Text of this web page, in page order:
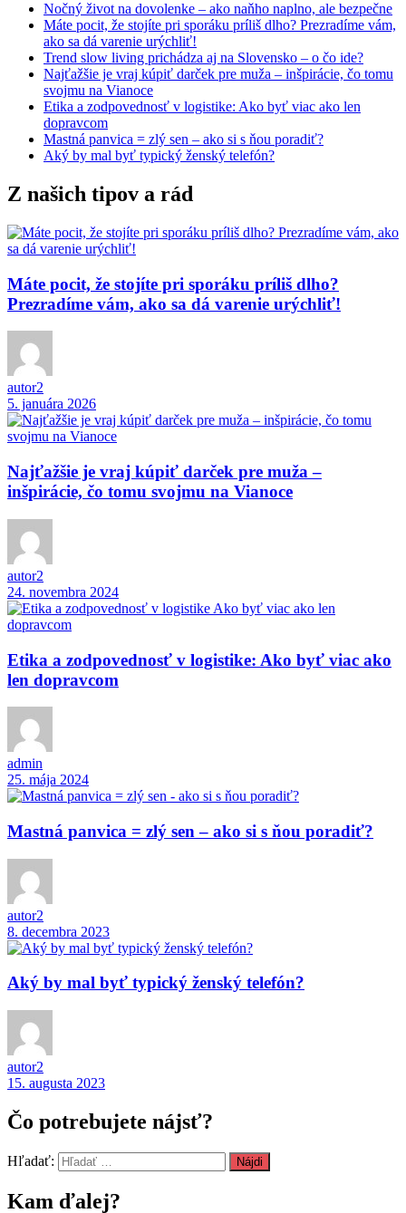
Nočný život na dovolenke – ako naňho naplno, ale bezpečne
Máte pocit, že stojíte pri sporáku príliš dlho? Prezradíme vám,
ako sa dá varenie urýchliť!
Trend slow living prichádza aj na Slovensko – o čo ide?
Najťažšie je vraj kúpiť darček pre muža – inšpirácie, čo tomu
svojmu na Vianoce
Etika a zodpovednosť v logistike: Ako byť viac ako len
dopravcom
Mastná panvica = zlý sen – ako si s ňou poradiť?
Aký by mal byť typický ženský telefón?
Z našich tipov a rád
Máte pocit, že stojíte pri sporáku príliš dlho?
Prezradíme vám, ako sa dá varenie urýchliť!
autor2
5. januára 2026
Najťažšie je vraj kúpiť darček pre muža –
inšpirácie, čo tomu svojmu na Vianoce
autor2
24. novembra 2024
Etika a zodpovednosť v logistike: Ako byť viac ako
len dopravcom
admin
25. mája 2024
Mastná panvica = zlý sen – ako si s ňou poradiť?
autor2
8. decembra 2023
Aký by mal byť typický ženský telefón?
autor2
15. augusta 2023
Čo potrebujete nájsť?
Hľadať:
Kam ďalej?